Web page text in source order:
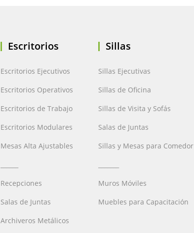
Escritorios
Escritorios Ejecutivos
Escritorios Operativos
Escritorios de Trabajo
Escritorios Modulares
Mesas Alta Ajustables
Recepciones
Salas de Juntas
Archiveros Metálicos
Sillas
Sillas Ejecutivas
Sillas de Oficina
Sillas de Visita y Sofás
Salas de Juntas
Sillas y Mesas para Comedor
Muros Móviles
Muebles para Capacitación